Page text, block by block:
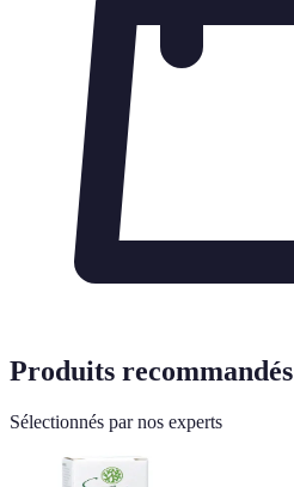
Produits recommandés
Sélectionnés par nos experts